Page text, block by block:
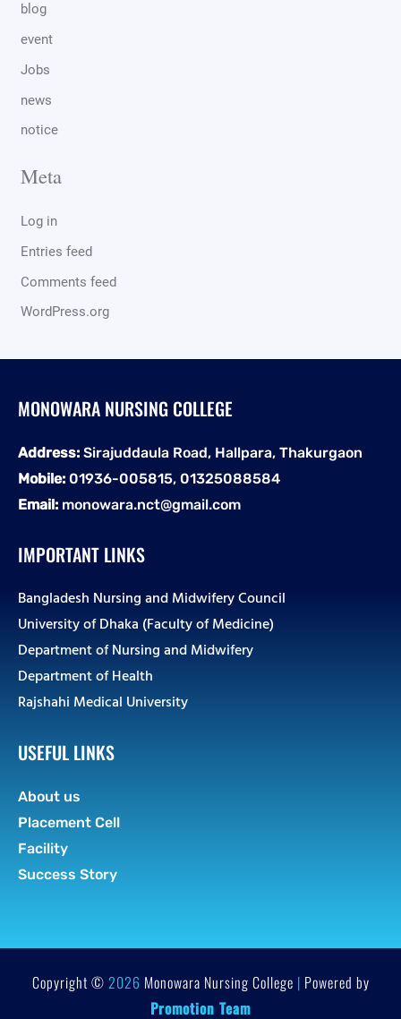
blog
event
Jobs
news
notice
Meta
Log in
Entries feed
Comments feed
WordPress.org
MONOWARA NURSING COLLEGE
Address: Sirajuddaula Road, Hallpara, Thakurgaon
Mobile: 01936-005815, 01325088584
Email: monowara.nct@gmail.com
IMPORTANT LINKS
Bangladesh Nursing and Midwifery Council
University of Dhaka (Faculty of Medicine)
Department of Nursing and Midwifery
Department of Health
Rajshahi Medical University
USEFUL LINKS
About us
Placement Cell
Facility
Success Story
Copyright © 2026 Monowara Nursing College | Powered by
Promotion Team